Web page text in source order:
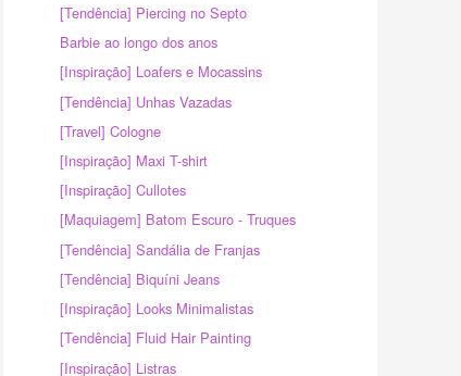
[Tendência] Piercing no Septo
Barbie ao longo dos anos
[Inspiração] Loafers e Mocassins
[Tendência] Unhas Vazadas
[Travel] Cologne
[Inspiração] Maxi T-shirt
[Inspiração] Cullotes
[Maquiagem] Batom Escuro - Truques
[Tendência] Sandália de Franjas
[Tendência] Biquíni Jeans
[Inspiração] Looks Minimalistas
[Tendência] Fluid Hair Painting
[Inspiração] Listras